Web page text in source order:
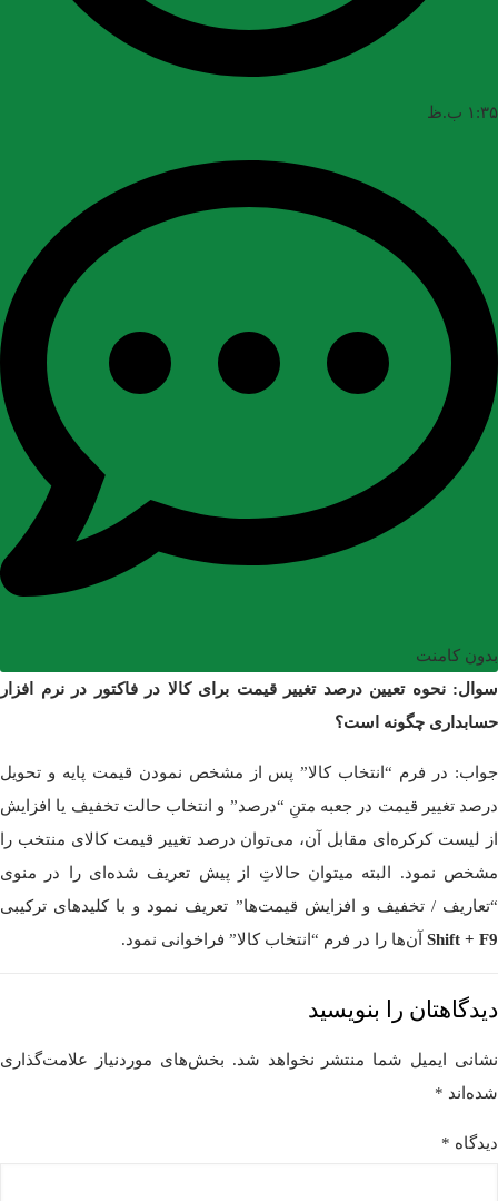
۱:۳۵ ب.ظ
بدون کامنت
سوال: نحوه تعیین درصد تغییر قیمت برای کالا در فاکتور در نرم افزار
حسابداری چگونه است؟
جواب: در فرم “انتخاب کالا” پس از مشخص نمودن قیمت پایه و تحویل
درصد تغییر قیمت در جعبه متنِ “درصد” و انتخاب حالت تخفیف یا افزایش
از لیست کرکره‌ای مقابل آن، می‌توان درصد تغییر قیمت کالای منتخب را
مشخص نمود. البته میتوان حالاتِ از پیش تعریف شده‌ای را در منوی
“تعاریف / تخفیف و افزایش قیمت‌ها” تعریف نمود و با کلیدهای ترکیبی
Shift + F9 آن‌ها را در فرم “انتخاب کالا” فراخوانی نمود.
دیدگاهتان را بنویسید
نشانی ایمیل شما منتشر نخواهد شد. بخش‌های موردنیاز علامت‌گذاری
شده‌اند *
دیدگاه *